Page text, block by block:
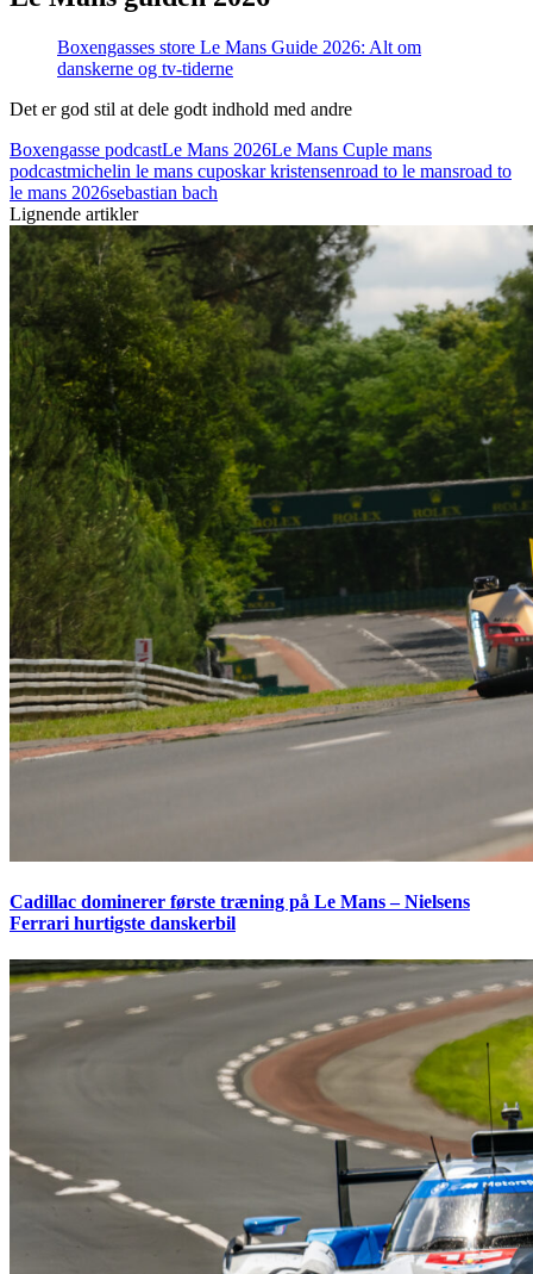
Boxengasses store Le Mans Guide 2026: Alt om
danskerne og tv-tiderne
Det er god stil at dele godt indhold med andre
Boxengasse podcastLe Mans 2026Le Mans Cuple mans
podcastmichelin le mans cuposkar kristensenroad to le mansroad to
le mans 2026sebastian bach
Lignende artikler
Cadillac dominerer første træning på Le Mans – Nielsens
Ferrari hurtigste danskerbil